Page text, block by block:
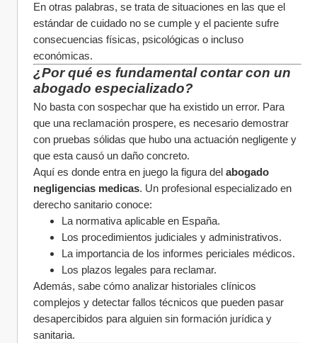
En otras palabras, se trata de situaciones en las que el
estándar de cuidado no se cumple y el paciente sufre
consecuencias físicas, psicológicas o incluso
económicas.
¿Por qué es fundamental contar con un
abogado especializado?
No basta con sospechar que ha existido un error. Para
que una reclamación prospere, es necesario demostrar
con pruebas sólidas que hubo una actuación negligente y
que esta causó un daño concreto.
Aquí es donde entra en juego la figura del abogado
negligencias medicas. Un profesional especializado en
derecho sanitario conoce:
La normativa aplicable en España.
Los procedimientos judiciales y administrativos.
La importancia de los informes periciales médicos.
Los plazos legales para reclamar.
Además, sabe cómo analizar historiales clínicos
complejos y detectar fallos técnicos que pueden pasar
desapercibidos para alguien sin formación jurídica y
sanitaria.